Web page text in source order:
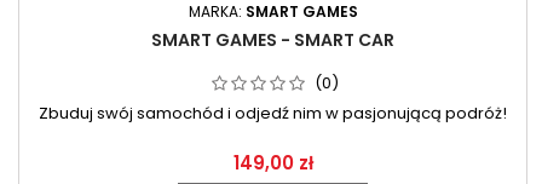
MARKA: SMART GAMES
SMART GAMES - SMART CAR
(0)
Zbuduj swój samochód i odjedź nim w pasjonującą podróż!
149,00 zł